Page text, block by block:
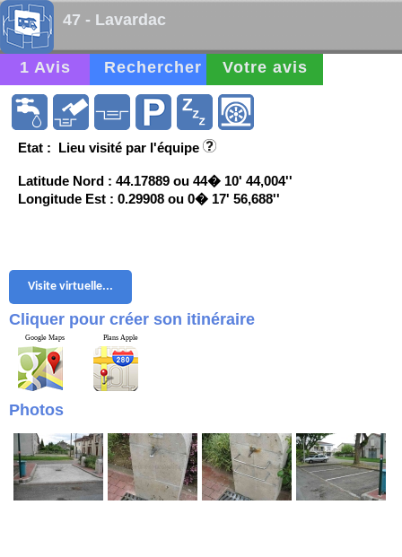
47 - Lavardac
1 Avis Rechercher Votre avis
Etat : Lieu visité par l'équipe
Latitude Nord : 44.17889 ou 44� 10' 44,004''
Longitude Est : 0.29908 ou 0� 17' 56,688''
Visite virtuelle...
Cliquer pour créer son itinéraire
Google Maps Plans Apple
Photos